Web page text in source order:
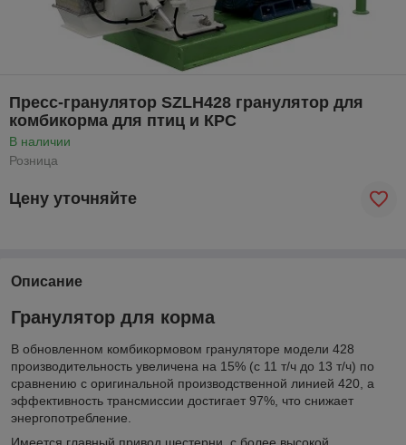
Пресс-гранулятор SZLH428 гранулятор для
комбикорма для птиц и КРС
В наличии
Розница
Цену уточняйте
Описание
Гранулятор для корма
В обновленном комбикормовом грануляторе модели 428
производительность увеличена на 15% (с 11 т/ч до 13 т/ч) по
сравнению с оригинальной производственной линией 420, а
эффективность трансмиссии достигает 97%, что снижает
энергопотребление.